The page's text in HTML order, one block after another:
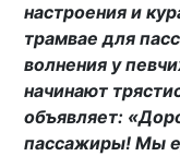
настроения и
трамвае для
волнения у
начинают
объявляет:
пассажиры! Мы